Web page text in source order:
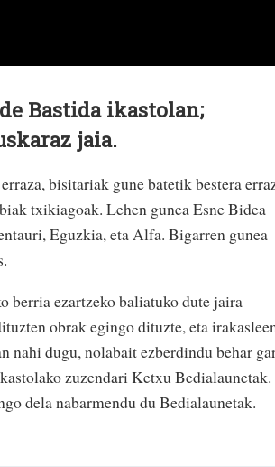
Bastida ikastolan;
jaia.
bisitariak gune batetik bestera
txikiagoak. Lehen gunea Esne Bidea
Eguzkia, eta Alfa. Bigarren gunea
berria ezartzeko baliatuko dute jaira
obrak egingo dituzte, eta
dugu, nolabait ezberdindu behar
zuzendari Ketxu Bedialaunetak.
dela nabarmendu du Bedialaunetak.